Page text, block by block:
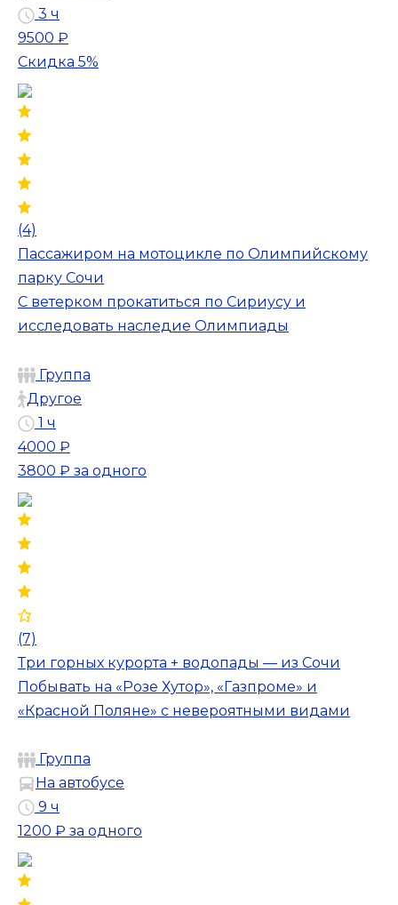
3 ч
9500 ₽
Скидка 5%
(4)
Пассажиром на мотоцикле по Олимпийскому
парку Сочи
С ветерком прокатиться по Сириусу и
исследовать наследие Олимпиады
Группа
Другое
1 ч
4000 ₽
3800 ₽ за одного
(7)
Три горных курорта + водопады — из Сочи
Побывать на «Розе Хутор», «Газпроме» и
«Красной Поляне» с невероятными видами
Группа
На автобусе
9 ч
1200 ₽ за одного